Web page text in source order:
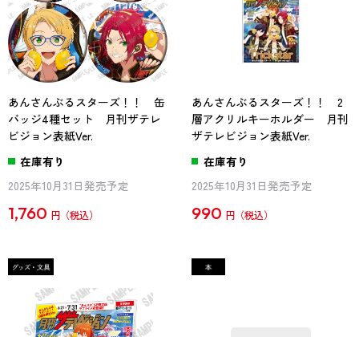
あんさんぶるスターズ！！ 缶
バッジ4種セット 月刊ザテレ
ビジョン表紙Ver.
在庫有り
2025年10月31日発売予定
1,760 円
あんさんぶるスターズ！！ 2
層アクリルキーホルダー 月刊
ザテレビジョン表紙Ver.
在庫有り
2025年10月31日発売予定
990 円